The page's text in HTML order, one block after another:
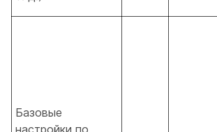
Базовые
настройки по